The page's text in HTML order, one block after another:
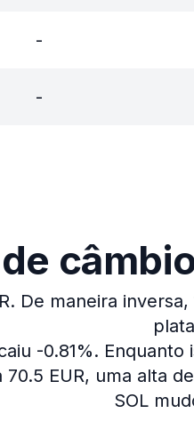
-
-
De maneira
-0.81%. Enquanto
EUR, uma alta
SOL